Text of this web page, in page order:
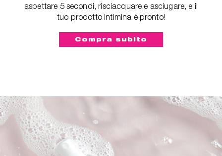
aspettare 5 secondi, risciacquare e asciugare, e il
tuo prodotto Intimina è pronto!
Compra subito